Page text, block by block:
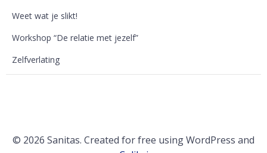
Weet wat je slikt!
Workshop “De relatie met jezelf”
Zelfverlating
© 2026 Sanitas. Created for free using WordPress and